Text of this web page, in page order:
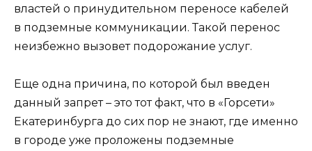
властей о принудительном переносе кабелей
в подземные коммуникации. Такой перенос
неизбежно вызовет подорожание услуг.
Еще одна причина, по которой был введен
данный запрет – это тот факт, что в «Горсети»
Екатеринбурга до сих пор не знают, где именно
в городе уже проложены подземные